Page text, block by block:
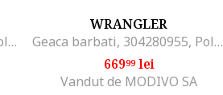
Geaca barbati, 303944278, Poliester, Gri, Gri
WRANGLER
Geaca barbati, 304280955, Poliester, Negru, Negru
66999lei
Vandut de MODIVO SA